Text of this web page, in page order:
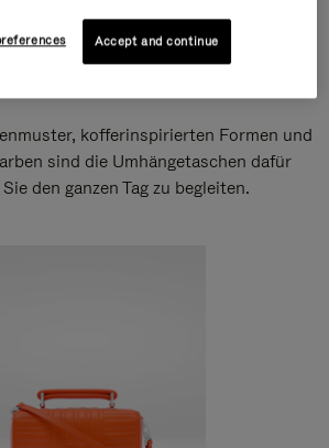
Umhängetaschen
kofferinspirierten Formen und
sind die Umhängetaschen dafür
den ganzen Tag zu begleiten.
Accept and continue